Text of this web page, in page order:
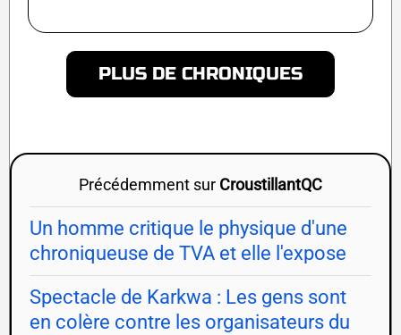
PLUS DE CHRONIQUES
Précédemment sur CroustillantQC
Un homme critique le physique d'une
chroniqueuse de TVA et elle l'expose
Spectacle de Karkwa : Les gens sont
en colère contre les organisateurs du